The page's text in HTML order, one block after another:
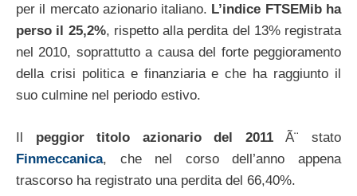
per il mercato azionario italiano. L’indice FTSEMib ha
perso il 25,2%, rispetto alla perdita del 13% registrata
nel 2010, soprattutto a causa del forte peggioramento
della crisi politica e finanziaria e che ha raggiunto il
suo culmine nel periodo estivo.
Il peggior titolo azionario del 2011Ã¨ stato
Finmeccanica, che nel corso dell’anno appena
trascorso ha registrato una perdita del 66,40%.